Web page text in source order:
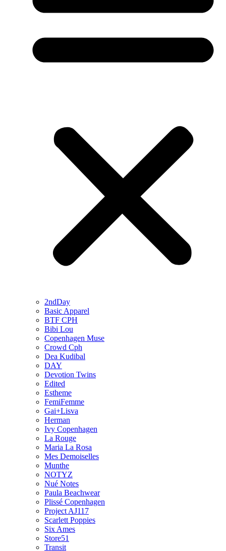
2ndDay
Basic Apparel
BTF CPH
Bibi Lou
Copenhagen Muse
Crowd Cph
Dea Kudibal
DAY
Devotion Twins
Edited
Estheme
FemiFemme
Gai+Lisva
Herman
Ivy Copenhagen
La Rouge
Maria La Rosa
Mes Demoiselles
Munthe
NOTYZ
Nué Notes
Paula Beachwear
Plissé Copenhagen
Project AJ117
Scarlett Poppies
Six Ames
Store51
Transit